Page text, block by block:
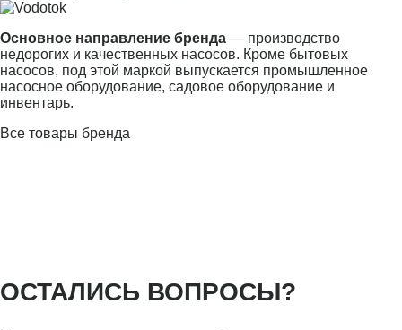
Основное направление бренда — производство
недорогих и качественных насосов. Кроме бытовых
насосов, под этой маркой выпускается промышленное
насосное оборудование, садовое оборудование и
инвентарь.
Все товары бренда
ОСТАЛИСЬ ВОПРОСЫ?